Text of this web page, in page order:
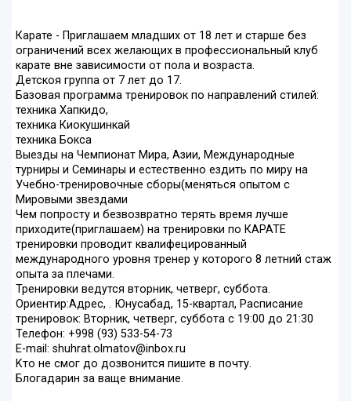
Карате - Приглашаем младших от 18 лет и старше без
ограничений всех желающих в профессиональный клуб
карате вне зависимости от пола и возраста.
Детскоя группа от 7 лет до 17.
Базовая программа тренировок по направлений стилей:
техника Хапкидо,
техника Киокушинкай
техника Бокса
Выезды на Чемпионат Мира, Азии, Международные
турниры и Семинары и естественно ездить по миру на
Учебно-тренировочные сборы(меняться опытом с
Мировыми звездами
Чем попросту и безвозвратно терять время лучше
приходите(приглашаем) на тренировки по КАРАТЕ
тренировки проводит квалифецированный
международного уровня тренер у которого 8 летний стаж
опыта за плечами.
Тренировки ведутся вторник, четверг, суббота.
Ориентир:Адрес, . Юнусабад, 15-квартал, Расписание
тренировок: Вторник, четверг, суббота с 19:00 до 21:30
Телефон: +998 (93) 533-54-73
E-mail: shuhrat.olmatov@inbox.ru
Kто не смог до дозвонится пишите в почту.
Блогадарин за ваще внимание.